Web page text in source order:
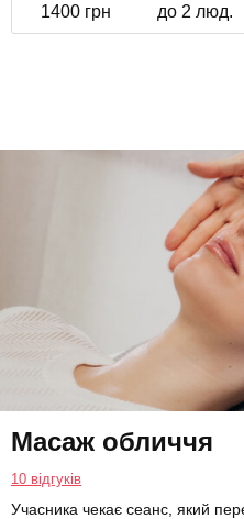
1400 грн до 2 люд.
Масаж обличчя
10 відгуків
Учасника чекає сеанс, який